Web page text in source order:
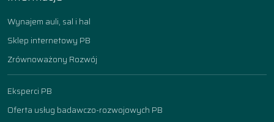
Wynajem auli, sal i hal
Sklep internetowy PB
Zrównoważony Rozwój
Eksperci PB
Oferta usług badawczo-rozwojowych PB